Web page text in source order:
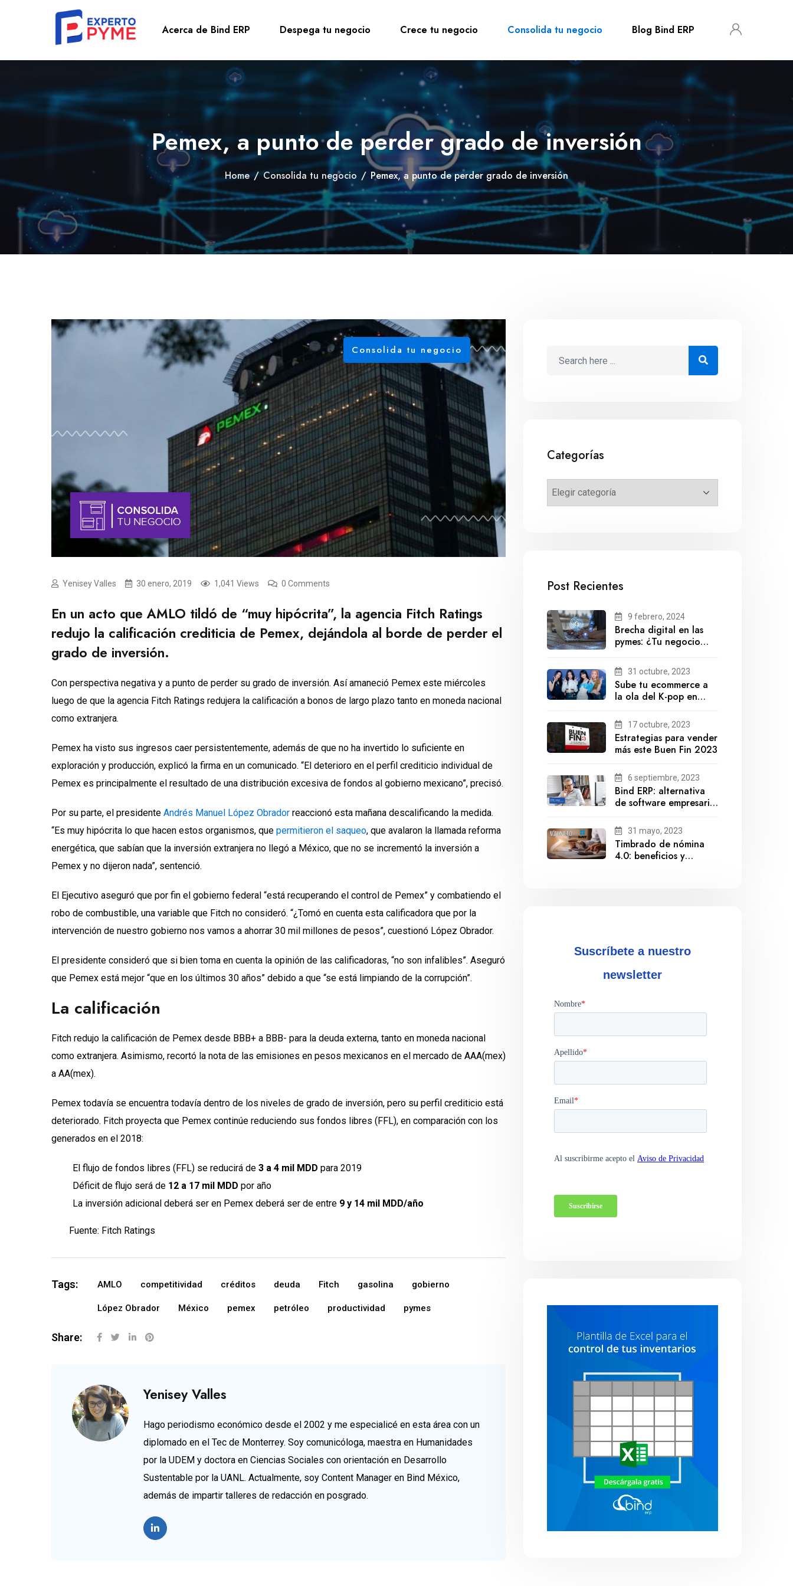
Acerca de Bind ERP Despega tu negocio Crece tu negocio Consolida tu negocio Blog Bind ERP
Pemex, a punto de perder grado de inversión
Home / Consolida tu negocio / Pemex, a punto de perder grado de inversión
Consolida tu negocio
Yenisey Valles 30 enero, 2019 1,041 Views 0 Comments
En un acto que AMLO tildó de “muy hipócrita”, la agencia Fitch Ratings
redujo la calificación crediticia de Pemex, dejándola al borde de perder el
grado de inversión.
Con perspectiva negativa y a punto de perder su grado de inversión. Así amaneció Pemex este miércoles
luego de que la agencia Fitch Ratings redujera la calificación a bonos de largo plazo tanto en moneda nacional
como extranjera.
Pemex ha visto sus ingresos caer persistentemente, además de que no ha invertido lo suficiente en
exploración y producción, explicó la firma en un comunicado. “El deterioro en el perfil crediticio individual de
Pemex es principalmente el resultado de una distribución excesiva de fondos al gobierno mexicano”, precisó.
Por su parte, el presidente Andrés Manuel López Obrador reaccionó esta mañana descalificando la medida.
“Es muy hipócrita lo que hacen estos organismos, que permitieron el saqueo, que avalaron la llamada reforma
energética, que sabían que la inversión extranjera no llegó a México, que no se incrementó la inversión a
Pemex y no dijeron nada”, sentenció.
El Ejecutivo aseguró que por fin el gobierno federal “está recuperando el control de Pemex” y combatiendo el
robo de combustible, una variable que Fitch no consideró. “¿Tomó en cuenta esta calificadora que por la
intervención de nuestro gobierno nos vamos a ahorrar 30 mil millones de pesos”, cuestionó López Obrador.
El presidente consideró que si bien toma en cuenta la opinión de las calificadoras, “no son infalibles”. Aseguró
que Pemex está mejor “que en los últimos 30 años” debido a que “se está limpiando de la corrupción”.
La calificación
Fitch redujo la calificación de Pemex desde BBB+ a BBB- para la deuda externa, tanto en moneda nacional
como extranjera. Asimismo, recortó la nota de las emisiones en pesos mexicanos en el mercado de AAA(mex)
a AA(mex).
Pemex todavía se encuentra todavía dentro de los niveles de grado de inversión, pero su perfil crediticio está
deteriorado. Fitch proyecta que Pemex continúe reduciendo sus fondos libres (FFL), en comparación con los
generados en el 2018:
El flujo de fondos libres (FFL) se reducirá de 3 a 4 mil MDD para 2019
Déficit de flujo será de 12 a 17 mil MDD por año
La inversión adicional deberá ser en Pemex deberá ser de entre 9 y 14 mil MDD/año
Fuente: Fitch Ratings
Tags: AMLO competitividad créditos deuda Fitch gasolina gobierno
López Obrador México pemex petróleo productividad pymes
Share:
Yenisey Valles
Hago periodismo económico desde el 2002 y me especialicé en esta área con un
diplomado en el Tec de Monterrey. Soy comunicóloga, maestra en Humanidades
por la UDEM y doctora en Ciencias Sociales con orientación en Desarrollo
Sustentable por la UANL. Actualmente, soy Content Manager en Bind México,
además de impartir talleres de redacción en posgrado.
Categorías
Post Recientes
9 febrero, 2024
Brecha digital en las
pymes: ¿Tu negocio
futuro?31 octubre, 2023
Sube tu ecommerce a
la ola del K-pop en
17 octubre, 2023
Estrategias para vender
más este Buen Fin 2023
6 septiembre, 2023
Bind ERP: alternativa
de software empresarial
Gestionix
31 mayo, 2023
Timbrado de nómina
4.0: beneficios y
Suscríbete a nuestro
newsletter